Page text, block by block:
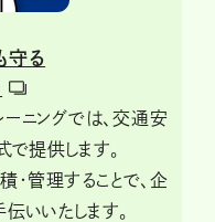
守る
ーニングでは、交通安
提供します。
管理することで、企
いいたします。